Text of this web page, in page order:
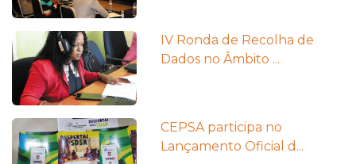
IV Ronda de Recolha de
Dados no Âmbito ...
CEPSA participa no
Lançamento Oficial d...